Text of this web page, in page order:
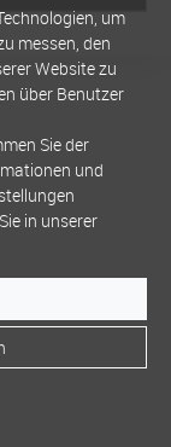
um
messen, den
Website zu
über Benutzer
Sie der
und
in unserer